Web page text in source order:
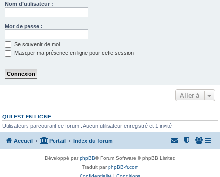
Nom d’utilisateur :
Mot de passe :
Se souvenir de moi
Masquer ma présence en ligne pour cette session
Aller à
QUI EST EN LIGNE
Utilisateurs parcourant ce forum : Aucun utilisateur enregistré et 1 invité
Accueil Portail Index du forum
Développé parphpBB® Forum Software © phpBB Limited
Traduit parphpBB-fr.com
Confidentialité | Conditions